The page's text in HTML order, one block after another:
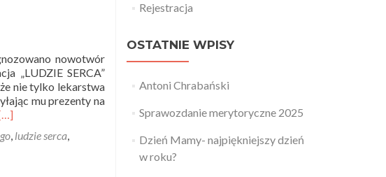
nowotwór
„LUDZIE SERCA”
nie tylko lekarstwa
mu prezenty na
, ludzie serca,
Rejestracja
OSTATNIE WPISY
Antoni Chrabański
Sprawozdanie merytoryczne 2025
Dzień Mamy- najpiękniejszy dzień
w roku?